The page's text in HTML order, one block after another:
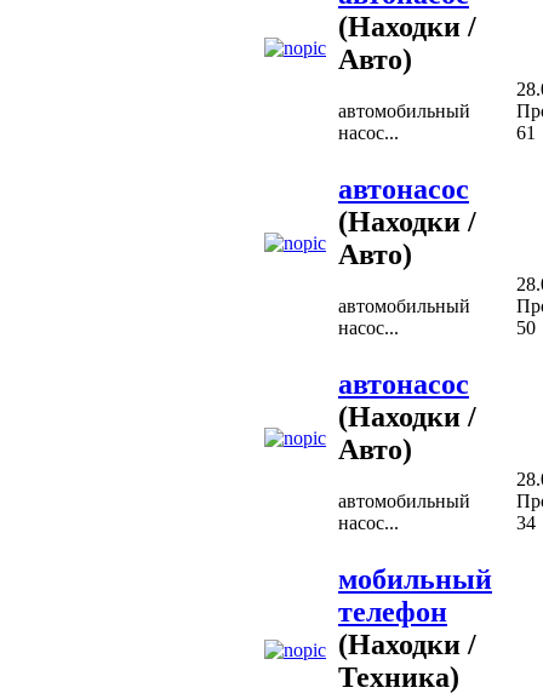
(Находки /
Авто)
автомобильный
насос...
61
автонасос
(Находки /
Авто)
автомобильный
насос...
50
автонасос
(Находки /
Авто)
автомобильный
насос...
34
мобильный
телефон
(Находки /
Техника)